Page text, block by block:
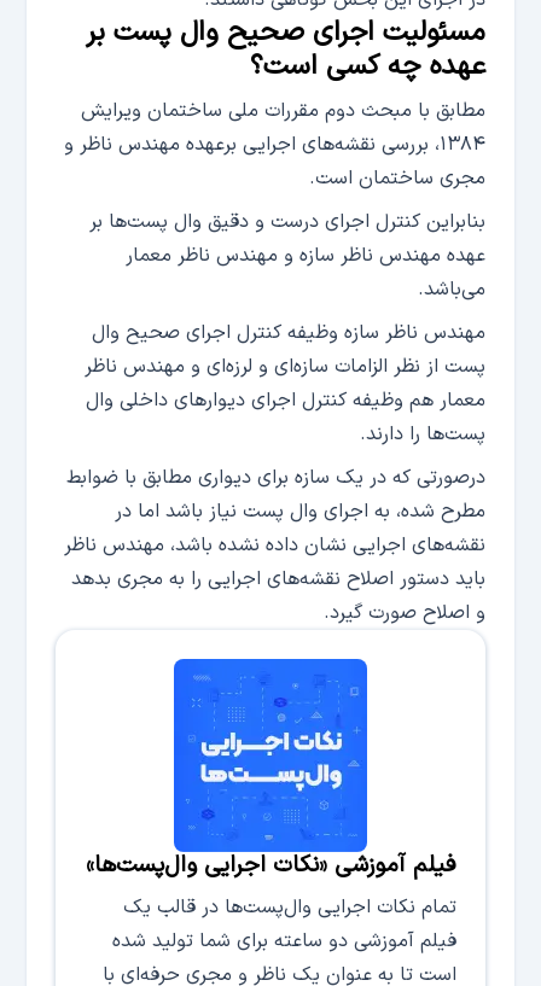
مسئولیت اجرای صحیح وال پست بر
عهده چه کسی است؟
مطابق با مبحث دوم مقررات ملی ساختمان ویرایش
۱۳۸۴، بررسی نقشه‌های اجرایی برعهده مهندس ناظر و
مجری ساختمان است.
بنابراین کنترل اجرای درست و دقیق وال پست‌ها بر
عهده مهندس ناظر سازه و مهندس ناظر معمار
می‌باشد.
مهندس ناظر سازه وظیفه کنترل اجرای صحیح وال
پست از نظر الزامات سازه‌ای و لرزه‌ای و مهندس ناظر
معمار هم وظیفه کنترل اجرای دیوارهای داخلی وال
پست‌ها را دارند.
درصورتی که در یک سازه برای دیواری مطابق با ضوابط
مطرح شده، به اجرای وال پست نیاز باشد اما در
نقشه‌های اجرایی نشان داده نشده باشد، مهندس ناظر
باید دستور اصلاح نقشه‌های اجرایی را به مجری بدهد
و اصلاح صورت گیرد.
فیلم آموزشی «نکات اجرایی وال‌پست‌ها»
تمام نکات اجرایی وال‌پست‌ها در قالب یک
فیلم آموزشی دو ساعته برای شما تولید شده
است تا به عنوان یک ناظر و مجری حرفه‌ای با